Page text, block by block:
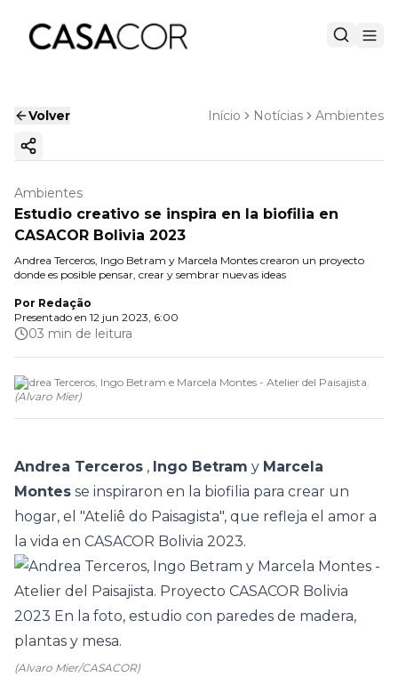
Volver Início Notícias Ambientes
Copiar enlace
Ambientes
Estudio creativo se inspira en la biofilia en
CASACOR Bolivia 2023
Andrea Terceros, Ingo Betram y Marcela Montes crearon un proyecto
donde es posible pensar, crear y sembrar nuevas ideas
Por Redação
Presentado en 12 jun 2023, 6:00
03 min de leitura
Andrea Terceros, Ingo Betram e Marcela Montes - Atelier del Paisajista.
(Alvaro Mier)
Andrea Terceros , Ingo Betram y Marcela
Montes se inspiraron en la biofilia para crear un
hogar, el "Ateliê do Paisagista", que refleja el amor a
la vida en CASACOR Bolivia 2023.
(Alvaro Mier/CASACOR)